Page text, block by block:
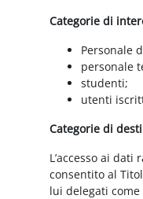
Categorie di
Personale
personale
studenti;
utenti
Categorie di
L’accesso ai
consentito al
lui delegati